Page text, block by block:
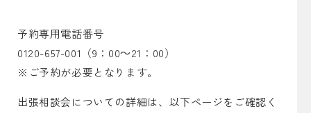
予約専用電話番号
0120-657-001（9：00～21：00）
※ご予約が必要となります。
出張相談会についての詳細は、以下ページをご確認く